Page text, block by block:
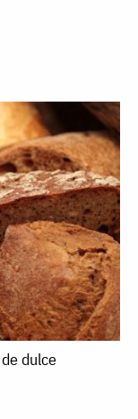
dulce